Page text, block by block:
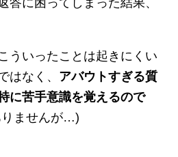
ういったことは起きにくい
はなく、 アバウトすぎる質
に苦手意識を覚えるので
りませんが…)